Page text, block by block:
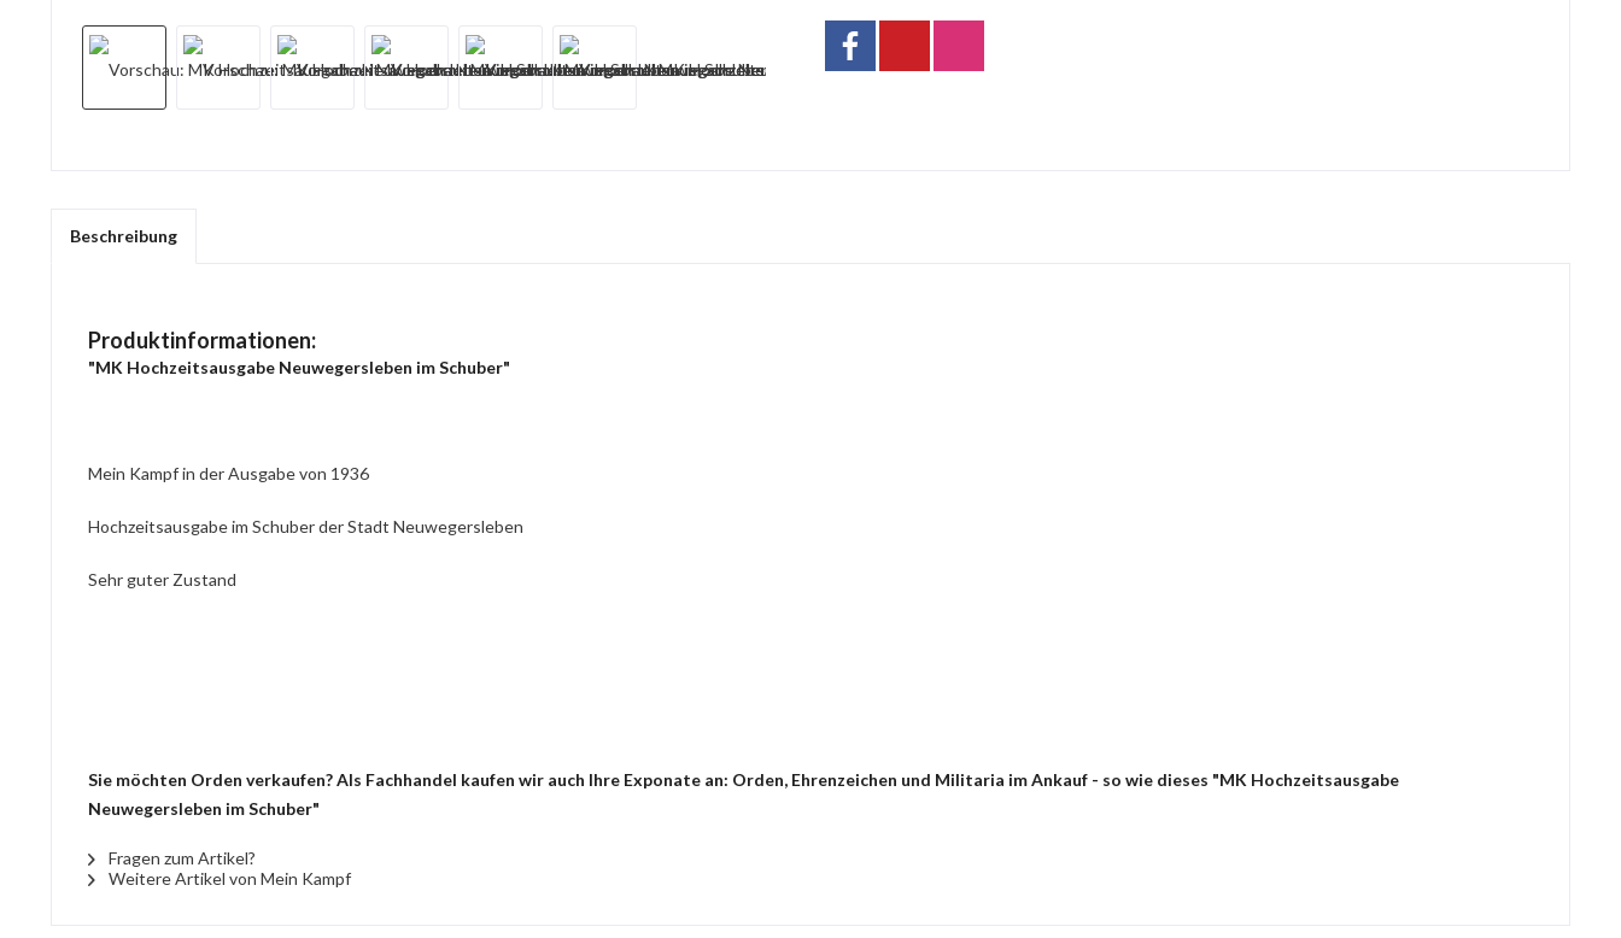
Beschreibung
Produktinformationen:
"MK Hochzeitsausgabe Neuwegersleben im Schuber"
Mein Kampf in der Ausgabe von 1936
Hochzeitsausgabe im Schuber der Stadt Neuwegersleben
Sehr guter Zustand
Sie möchten Orden verkaufen? Als Fachhandel kaufen wir auch Ihre Exponate an: Orden, Ehrenzeichen und Militaria im Ankauf - so wie dieses "MK Hochzeitsausgabe
Neuwegersleben im Schuber"
Fragen zum Artikel?
Weitere Artikel von Mein Kampf